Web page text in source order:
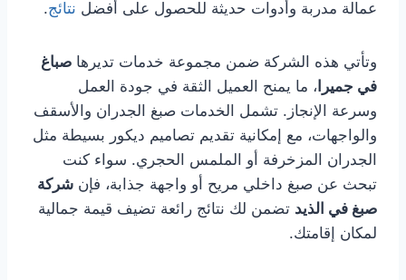
عمالة مدربة وأدوات حديثة للحصول على أفضل نتائج.
وتأتي هذه الشركة ضمن مجموعة خدمات تديرها صباغ
في جميرا ، ما يمنح العميل الثقة في جودة العمل
وسرعة الإنجاز. تشمل الخدمات صبغ الجدران والأسقف
والواجهات، مع إمكانية تقديم تصاميم ديكور بسيطة مثل
الجدران المزخرفة أو الملمس الحجري. سواء كنت
تبحث عن صبغ داخلي مريح أو واجهة جذابة، فإن شركة
صبغ في الذيد تضمن لك نتائج رائعة تضيف قيمة جمالية
لمكان إقامتك.